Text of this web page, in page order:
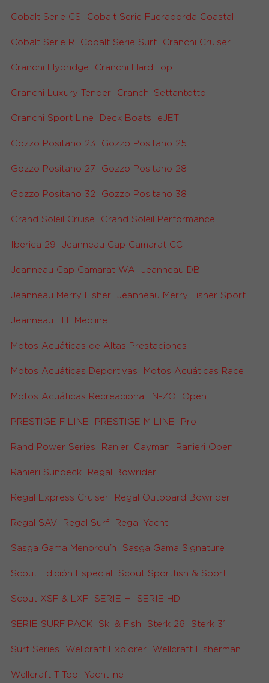
Cobalt Serie CS Cobalt Serie Fueraborda Coastal
Cobalt Serie R Cobalt Serie Surf Cranchi Cruiser
Cranchi Flybridge Cranchi Hard Top
Cranchi Luxury Tender Cranchi Settantotto
Cranchi Sport Line Deck Boats eJET
Gozzo Positano 23 Gozzo Positano 25
Gozzo Positano 27 Gozzo Positano 28
Gozzo Positano 32 Gozzo Positano 38
Grand Soleil Cruise Grand Soleil Performance
Iberica 29 Jeanneau Cap Camarat CC
Jeanneau Cap Camarat WA Jeanneau DB
Jeanneau Merry Fisher Jeanneau Merry Fisher Sport
Jeanneau TH Medline
Motos Acuáticas de Altas Prestaciones
Motos Acuáticas Deportivas Motos Acuáticas Race
Motos Acuáticas Recreacional N-ZO Open
PRESTIGE F LINE PRESTIGE M LINE Pro
Rand Power Series Ranieri Cayman Ranieri Open
Ranieri Sundeck Regal Bowrider
Regal Express Cruiser Regal Outboard Bowrider
Regal SAV Regal Surf Regal Yacht
Sasga Gama Menorquín Sasga Gama Signature
Scout Edición Especial Scout Sportfish & Sport
Scout XSF & LXF SERIE H SERIE HD
SERIE SURF PACK Ski & Fish Sterk 26 Sterk 31
Surf Series Wellcraft Explorer Wellcraft Fisherman
Wellcraft T-Top Yachtline